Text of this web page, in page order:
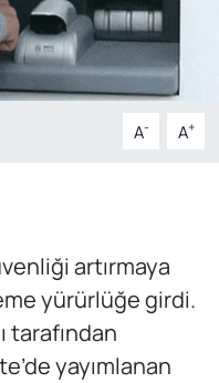
A- A+
artırmaya
yürürlüğe girdi.
tarafından
yayımlanan